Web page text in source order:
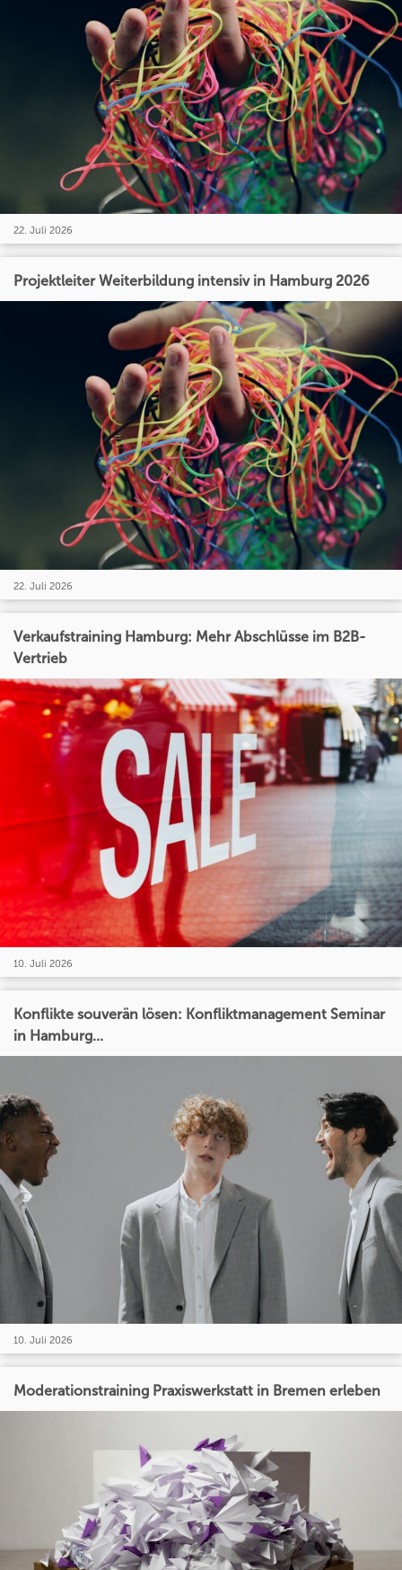
22. Juli 2026
Projektleiter Weiterbildung intensiv in Hamburg 2026
22. Juli 2026
Verkaufstraining Hamburg: Mehr Abschlüsse im B2B-
Vertrieb
10. Juli 2026
Konflikte souverän lösen: Konfliktmanagement Seminar
in Hamburg...
10. Juli 2026
Moderationstraining Praxiswerkstatt in Bremen erleben